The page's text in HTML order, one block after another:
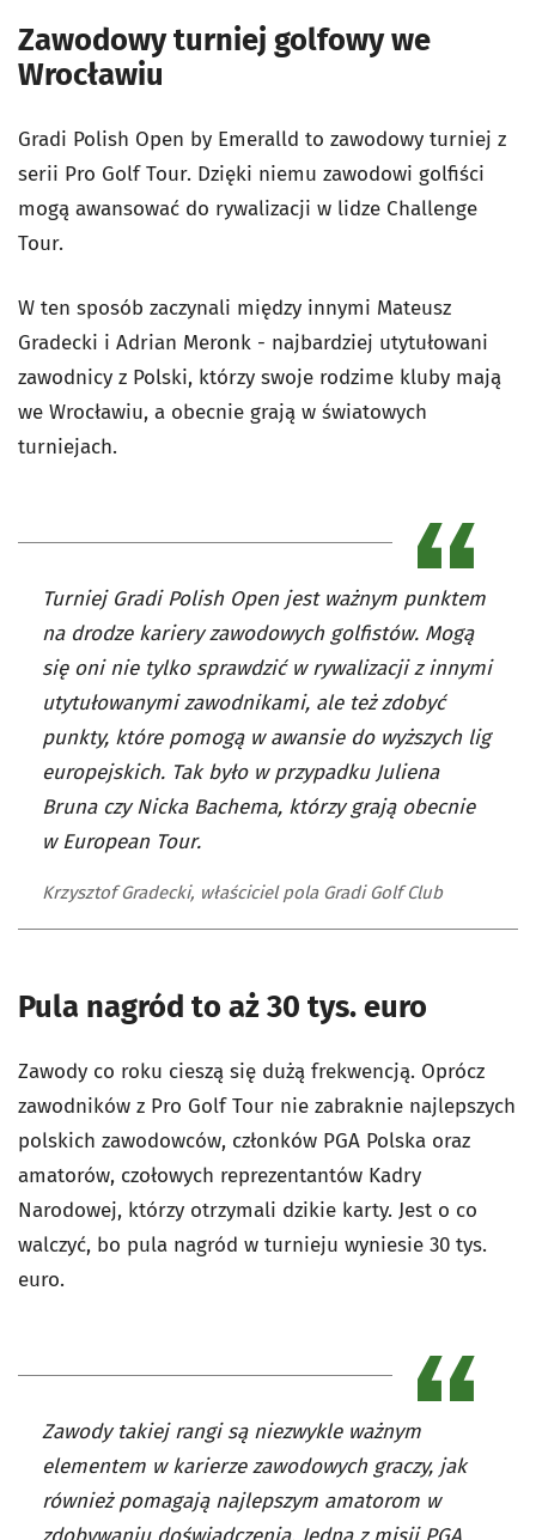
Zawodowy turniej golfowy we
Wrocławiu
Gradi Polish Open by Emeralld to zawodowy turniej z
serii Pro Golf Tour. Dzięki niemu zawodowi golfiści
mogą awansować do rywalizacji w lidze Challenge
Tour.
W ten sposób zaczynali między innymi Mateusz
Gradecki i Adrian Meronk - najbardziej utytułowani
zawodnicy z Polski, którzy swoje rodzime kluby mają
we Wrocławiu, a obecnie grają w światowych
turniejach.
Turniej Gradi Polish Open jest ważnym punktem
na drodze kariery zawodowych golfistów. Mogą
się oni nie tylko sprawdzić w rywalizacji z innymi
utytułowanymi zawodnikami, ale też zdobyć
punkty, które pomogą w awansie do wyższych lig
europejskich. Tak było w przypadku Juliena
Bruna czy Nicka Bachema, którzy grają obecnie
w European Tour.
Krzysztof Gradecki, właściciel pola Gradi Golf Club
Pula nagród to aż 30 tys. euro
Zawody co roku cieszą się dużą frekwencją. Oprócz
zawodników z Pro Golf Tour nie zabraknie najlepszych
polskich zawodowców, członków PGA Polska oraz
amatorów, czołowych reprezentantów Kadry
Narodowej, którzy otrzymali dzikie karty. Jest o co
walczyć, bo pula nagród w turnieju wyniesie 30 tys.
euro.
Zawody takiej rangi są niezwykle ważnym
elementem w karierze zawodowych graczy, jak
również pomagają najlepszym amatorom w